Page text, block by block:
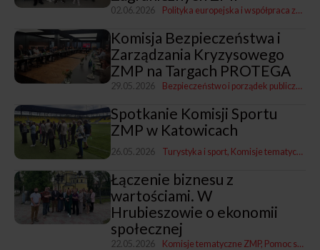
02.06.2026 Polityka europejska i współpraca zagraniczna
Komisja Bezpieczeństwa i
Zarządzania Kryzysowego
ZMP na Targach PROTEGA
29.05.2026 Bezpieczeństwo i porządek publiczny
Spotkanie Komisji Sportu
ZMP w Katowicach
26.05.2026 Turystyka i sport Komisje tematyczne ZMP
Łączenie biznesu z
wartościami. W
Hrubieszowie o ekonomii
społecznej
22.05.2026 Komisje tematyczne ZMP Pomoc społeczna